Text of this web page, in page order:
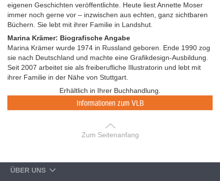
eigenen Geschichten veröffentlichte. Heute liest Annette Moser
immer noch gerne vor – inzwischen aus echten, ganz sichtbaren
Büchern. Sie lebt mit ihrer Familie in Landshut.
Marina Krämer: Biografische Angabe
Marina Krämer wurde 1974 in Russland geboren. Ende 1990 zog
sie nach Deutschland und machte eine Grafikdesign-Ausbildung.
Seit 2007 arbeitet sie als freiberufliche Illustratorin und lebt mit
ihrer Familie in der Nähe von Stuttgart.
Erhältlich in Ihrer Buchhandlung.
Informationen zum VLB
Zum Seitenanfang
ÜBER UNS